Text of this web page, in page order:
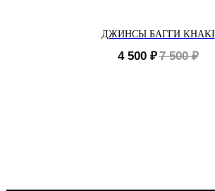
ДЖИНСЫ БАГГИ KHAKI
4 500 ₽7 500 ₽